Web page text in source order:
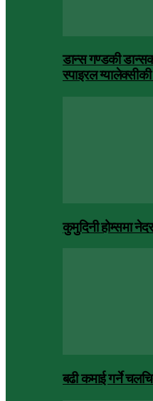
डान्स गण्डकी
स्पाइरल
कुमुदिनी होम्समा
बढी कमाई गर्ने